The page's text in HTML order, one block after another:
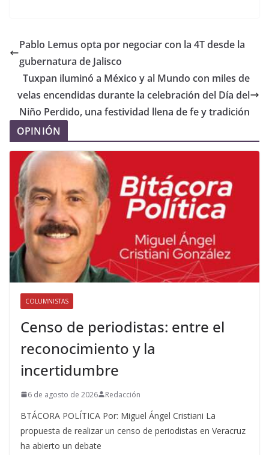
Pablo Lemus opta por negociar con la 4T desde la
gubernatura de Jalisco
Tuxpan iluminó a México y al Mundo con miles de
velas encendidas durante la celebración del Día del
Niño Perdido, una festividad llena de fe y tradición
OPINIÓN
COLUMNISTAS
Censo de periodistas: entre el
reconocimiento y la
incertidumbre
6 de agosto de 2026 Redacción
BTÁCORA POLÍTICA Por: Miguel Ángel Cristiani La
propuesta de realizar un censo de periodistas en Veracruz
ha abierto un debate